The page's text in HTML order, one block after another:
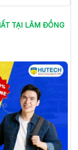
TẠI LÂM ĐỒNG